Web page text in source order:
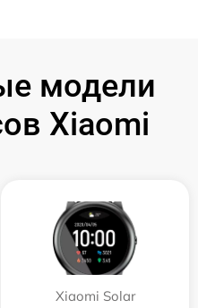
модели
Xiaomi
Xiaomi Solar